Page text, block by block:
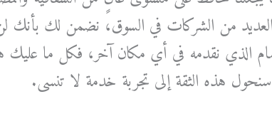
من الشركات في السوق، نضمن لك بأنك
الذي نقدمه في أي مكان آخر، فكل ما عليك
هذه الثقة إلى تجربة خدمة لا تنسى.